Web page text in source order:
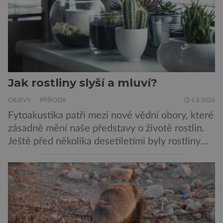
její zdroj je […]
Jak rostliny slyší a mluví?
OBJEVY PŘÍRODA 6.8.2026
Fytoakustika patří mezi nové vědní obory, které
zásadně mění naše představy o životě rostlin.
Ještě před několika desetiletími byly rostliny
pouze reagují na změny prostředí. Moderní
výzkum však ukazuje, že skutečnost je mnohem
zajímavější. Rostliny totiž dokážou své okolí
vnímat prostřednictvím mechanických podnětů
a samy také vydávají zvuky […]